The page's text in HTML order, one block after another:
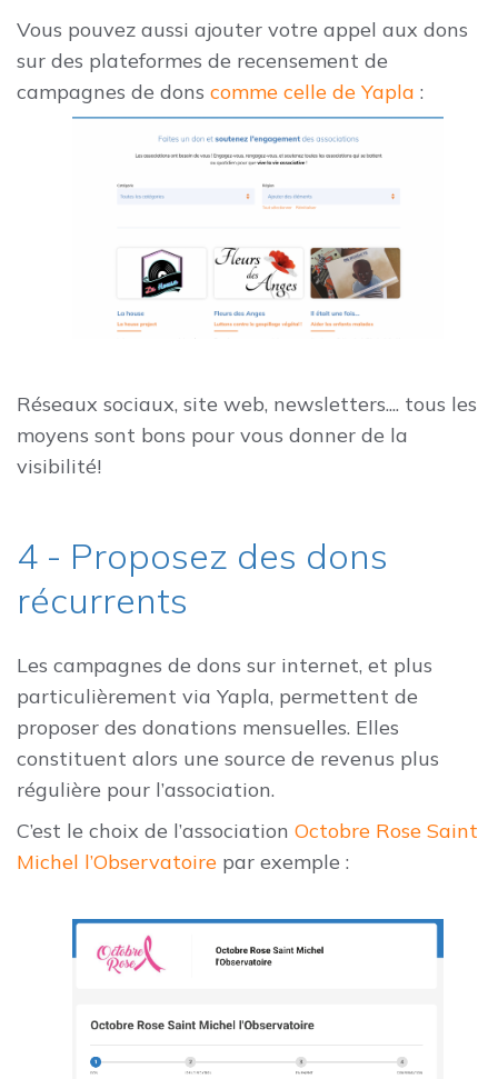
Vous pouvez aussi ajouter votre appel aux dons
sur des plateformes de recensement de
campagnes de dons comme celle de Yapla :
Réseaux sociaux, site web, newsletters.... tous les
moyens sont bons pour vous donner de la
visibilité!
4 - Proposez des dons
récurrents
Les campagnes de dons sur internet, et plus
particulièrement via Yapla, permettent de
proposer des donations mensuelles. Elles
constituent alors une source de revenus plus
régulière pour l’association.
C’est le choix de l’association Octobre Rose Saint
Michel l’Observatoire par exemple :